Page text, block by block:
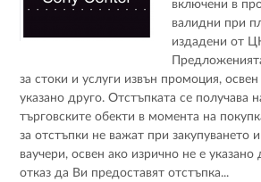
включени в
валидни при
издадени от
за стоки и услуги извън промоция,
указано друго. Отстъпката се получава
търговските обекти в момента на
за отстъпки не важат при закупуването
ваучери, освен ако изрично не е указано
отказ да Ви предоставят отстъпка...